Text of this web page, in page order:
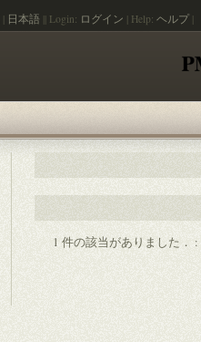
| 日本語 || Login: ログイン | Help: ヘルプ |
1 件の該当がありました． :